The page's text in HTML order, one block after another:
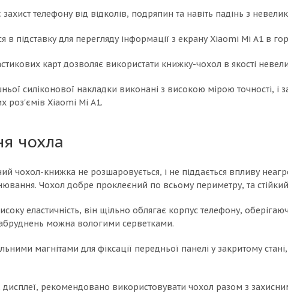
телефону від відколів, подряпин та навіть падінь з
в підставку для перегляду інформації з екрану Xiaomi Mi A1 в
карт дозволяє використати книжку-чохол в якості
силіконової накладки виконані з високою мірою точності,
роз'ємів Xiaomi Mi A1.
чохла
чохол-книжка не розшаровується, і не піддається впливу
Чохол добре проклеєний по всьому периметру, та
еластичність, він щільно облягає корпус телефону,
можна вологими серветками.
магнітами для фіксації передньої панелі у закритому
дисплеї, рекомендовано використовувати чохол разом з